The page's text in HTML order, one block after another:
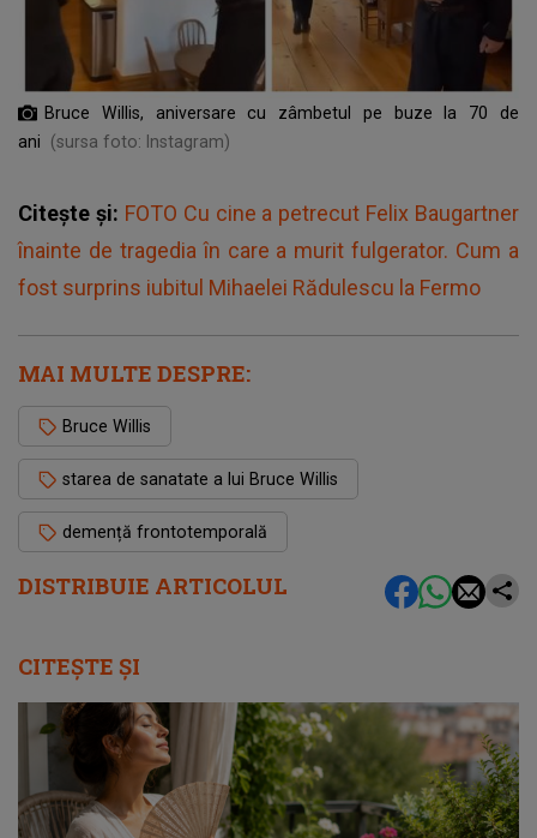
DISTRIBUIE ARTICOLUL
Bruce Willis, aniversare cu zâmbetul pe buze la 70 de
ani
(sursa foto: Instagram)
Citește și: FOTO Cu cine a petrecut Felix Baugartner
înainte de tragedia în care a murit fulgerator. Cum a
fost surprins iubitul Mihaelei Rădulescu la Fermo
MAI MULTE DESPRE:
Bruce Willis
starea de sanatate a lui Bruce Willis
demență frontotemporală
CITEȘTE ȘI